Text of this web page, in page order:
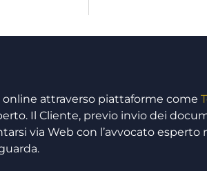
online attraverso piattaforme come
Il Cliente, previo invio dei
via Web con l’avvocato esperto